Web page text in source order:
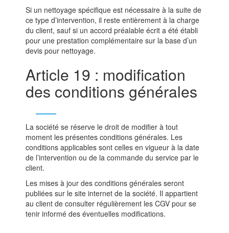
Si un nettoyage spécifique est nécessaire à la suite de
ce type d’intervention, il reste entièrement à la charge
du client, sauf si un accord préalable écrit a été établi
pour une prestation complémentaire sur la base d’un
devis pour nettoyage.
Article 19 : modification
des conditions générales
La société se réserve le droit de modifier à tout
moment les présentes conditions générales. Les
conditions applicables sont celles en vigueur à la date
de l’intervention ou de la commande du service par le
client.
Les mises à jour des conditions générales seront
publiées sur le site internet de la société. Il appartient
au client de consulter régulièrement les CGV pour se
tenir informé des éventuelles modifications.